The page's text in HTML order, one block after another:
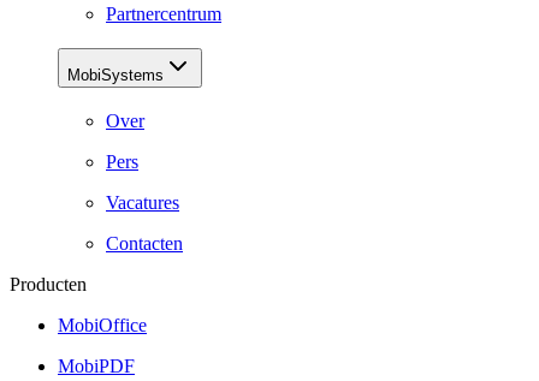
Partnercentrum
MobiSystems
Over
Pers
Vacatures
Contacten
Producten
MobiOffice
MobiPDF